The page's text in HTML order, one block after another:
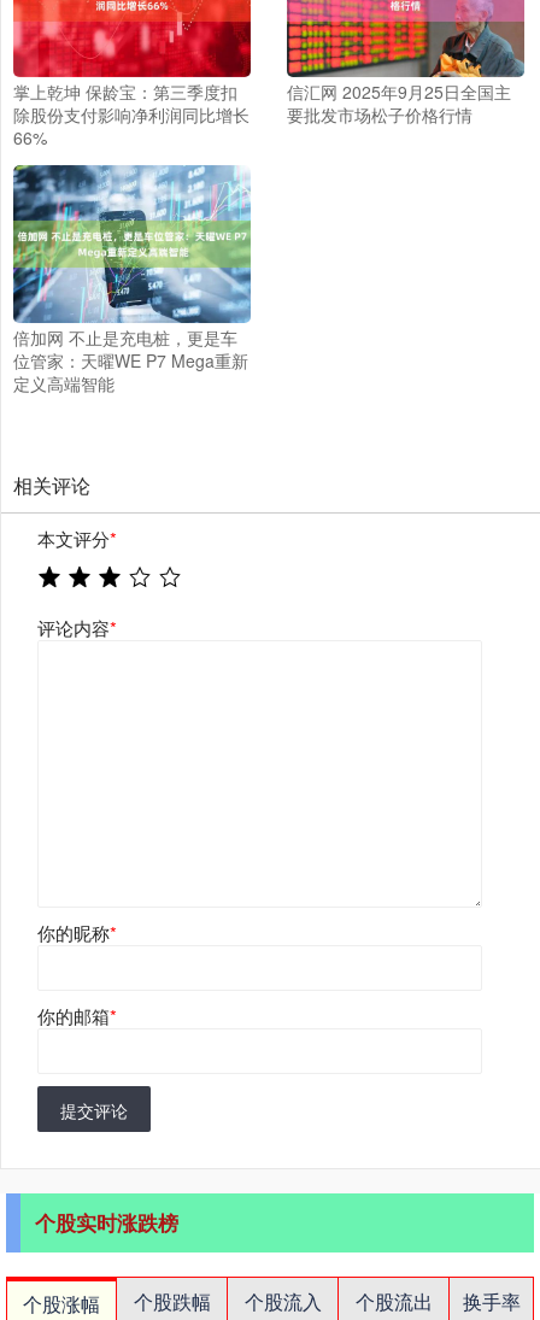
掌上乾坤 保龄宝：第三季度扣
除股份支付影响净利润同比增长
66%
信汇网 2025年9月25日全国主
要批发市场松子价格行情
倍加网 不止是充电桩，更是车
位管家：天曜WE P7 Mega重新
定义高端智能
相关评论
本文评分*
评论内容*
你的昵称*
你的邮箱*
提交评论
个股实时涨跌榜
个股涨幅 个股跌幅 个股流入 个股流出
换手率